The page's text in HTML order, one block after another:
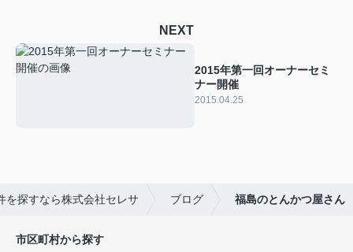
NEXT
2015年第一回オーナーセミ
ナー開催
2015.04.25
を探すなら株式会社セレサ ブログ 福島のとんかつ屋さん
市区町村から探す